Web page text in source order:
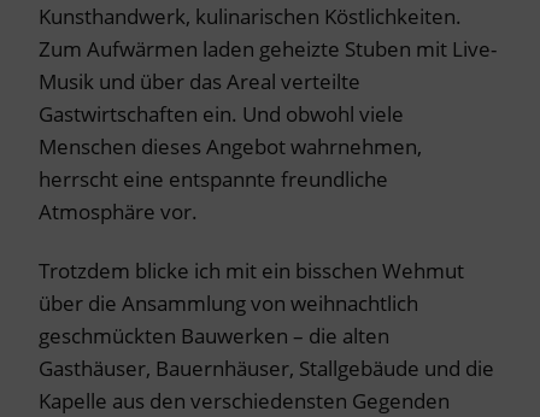
Kunsthandwerk, kulinarischen Köstlichkeiten.
Zum Aufwärmen laden geheizte Stuben mit Live-
Musik und über das Areal verteilte
Gastwirtschaften ein. Und obwohl viele
Menschen dieses Angebot wahrnehmen,
herrscht eine entspannte freundliche
Atmosphäre vor.
Trotzdem blicke ich mit ein bisschen Wehmut
über die Ansammlung von weihnachtlich
geschmückten Bauwerken – die alten
Gasthäuser, Bauernhäuser, Stallgebäude und die
Kapelle aus den verschiedensten Gegenden